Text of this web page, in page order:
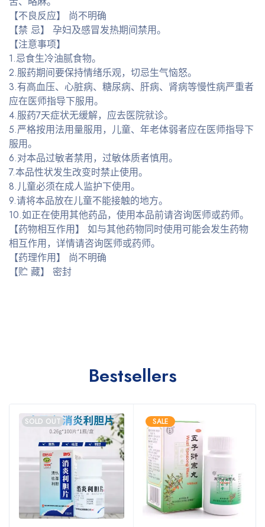
【不良反应】 尚不明确
【禁 忌】 孕妇及感冒发热期间禁用。
【注意事项】
1.忌食生冷油腻食物。
2.服药期间要保持情绪乐观，切忌生气恼怒。
3.有高血压、心脏病、糖尿病、肝病、肾病等慢性病严重者
应在医师指导下服用。
4.服药7天症状无缓解，应去医院就诊。
5.严格按用法用量服用，儿童、年老体弱者应在医师指导下
服用。
6.对本品过敏者禁用，过敏体质者慎用。
7.本品性状发生改变时禁止使用。
8.儿童必须在成人监护下使用。
9.请将本品放在儿童不能接触的地方。
10.如正在使用其他药品，使用本品前请咨询医师或药师。
【药物相互作用】 如与其他药物同时使用可能会发生药物
相互作用，详情请咨询医师或药师。
【药理作用】 尚不明确
【贮 藏】 密封
Bestsellers
SOLD OUT SALE